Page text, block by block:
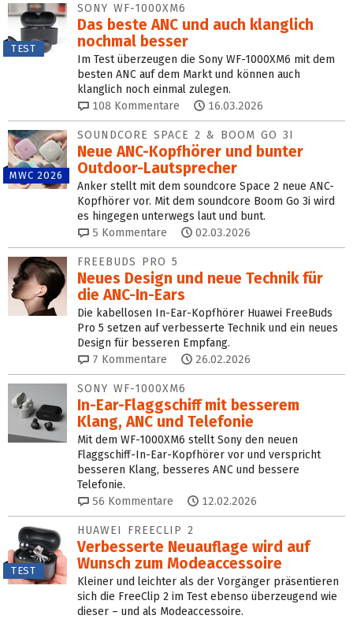
TEST
SONY WF-1000XM6
Das beste ANC und auch klanglich
nochmal besser
Im Test überzeugen die Sony WF-1000XM6 mit dem
besten ANC auf dem Markt und können auch
klanglich noch einmal zulegen.
108 Kommentare 16.03.2026
MWC 2026
SOUNDCORE SPACE 2 & BOOM GO 3I
Neue ANC-Kopfhörer und bunter
Outdoor-Lautsprecher
Anker stellt mit dem soundcore Space 2 neue ANC-
Kopfhörer vor. Mit dem soundcore Boom Go 3i wird
es hingegen unterwegs laut und bunt.
5 Kommentare 02.03.2026
FREEBUDS PRO 5
Neues Design und neue Technik für
die ANC-In-Ears
Die kabellosen In-Ear-Kopfhörer Huawei FreeBuds
Pro 5 setzen auf verbesserte Technik und ein neues
Design für besseren Empfang.
7 Kommentare 26.02.2026
SONY WF-1000XM6
In-Ear-Flaggschiff mit besserem
Klang, ANC und Telefonie
Mit dem WF-1000XM6 stellt Sony den neuen
Flaggschiff-In-Ear-Kopfhörer vor und verspricht
besseren Klang, besseres ANC und bessere
Telefonie.
56 Kommentare 12.02.2026
TEST
HUAWEI FREECLIP 2
Verbesserte Neuauflage wird auf
Wunsch zum Mode­accessoire
Kleiner und leichter als der Vorgänger präsentieren
sich die FreeClip 2 im Test ebenso überzeugend wie
dieser – und als Modeaccessoire.